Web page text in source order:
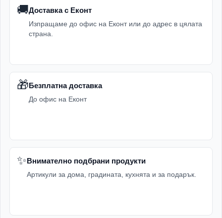
🚚Доставка с Еконт
Изпращаме до офис на Еконт или до адрес в цялата
страна.
🎁Безплатна доставка
До офис на Еконт
✨Внимателно подбрани продукти
Артикули за дома, градината, кухнята и за подарък.